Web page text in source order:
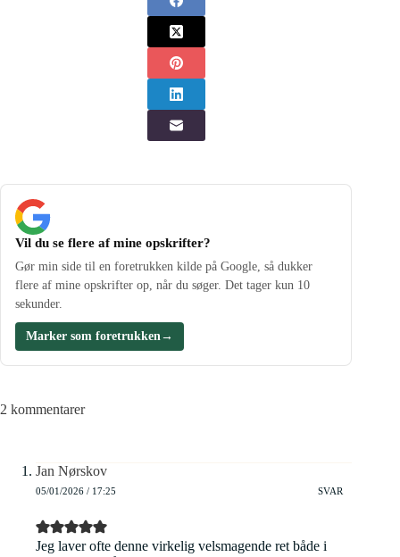
Vil du se flere af mine opskrifter?
Gør min side til en foretrukken kilde på Google, så dukker
flere af mine opskrifter op, når du søger. Det tager kun 10
sekunder.
Marker som foretrukken→
2 kommentarer
Jan Nørskov
05/01/2026 / 17:25 SVAR
Jeg laver ofte denne virkelig velsmagende ret både i